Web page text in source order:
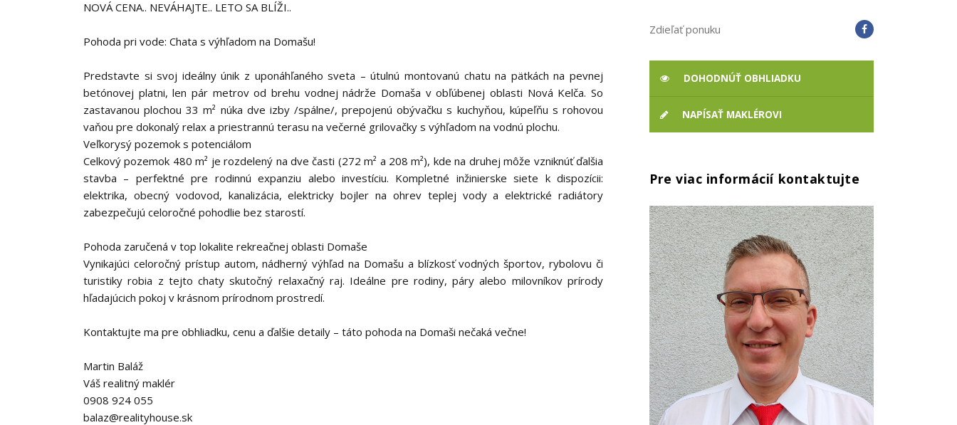
NOVÁ CENA.. NEVÁHAJTE.. LETO SA BLÍŽI..
Pohoda pri vode: Chata s výhľadom na Domašu!
Predstavte si svoj ideálny únik z uponáhľaného sveta – útulnú montovanú chatu na pätkách na pevnej
betónovej platni, len pár metrov od brehu vodnej nádrže Domaša v obľúbenej oblasti Nová Kelča. So
zastavanou plochou 33 m² núka dve izby /spálne/, prepojenú obývačku s kuchyňou, kúpeľňu s rohovou
vaňou pre dokonalý relax a priestrannú terasu na večerné grilovačky s výhľadom na vodnú plochu.
​Veľkorysý pozemok s potenciálom
Celkový pozemok 480 m² je rozdelený na dve časti (272 m² a 208 m²), kde na druhej môže vzniknúť ďalšia
stavba – perfektné pre rodinnú expanziu alebo investíciu. Kompletné inžinierske siete k dispozícii:
elektrika, obecný vodovod, kanalizácia, elektricky bojler na ohrev teplej vody a elektrické radiátory
zabezpečujú celoročné pohodlie bez starostí.
Pohoda zaručená v top lokalite rekreačnej oblasti Domaše
Vynikajúci celoročný prístup autom, nádherný výhľad na Domašu a blízkosť vodných športov, rybolovu či
turistiky robia z tejto chaty skutočný relaxačný raj. Ideálne pre rodiny, páry alebo milovníkov prírody
hľadajúcich pokoj v krásnom prírodnom prostredí.
Kontaktujte ma pre obhliadku, cenu a ďalšie detaily – táto pohoda na Domaši nečaká večne!
Martin Baláž
Váš realitný maklér
0908 924 055
balaz@realityhouse.sk
Zdieľať ponuku
DOHODNÚŤ OBHLIADKU
NAPÍSAŤ MAKLÉROVI
Pre viac informácií kontaktujte